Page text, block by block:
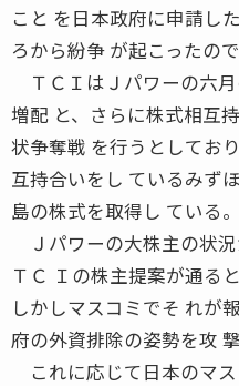
こと を日本政府に申請し
ろから紛争 が起こったので
ＴＣＩはＪパワーの六
増配 と、さらに株式相互
状争奪戦 を行うとしてお
互持合いをし ているみず
島の株式を取得し ている。
Ｊパワーの大株主の状
ＴＣ Ｉの株主提案が通る
しかしマスコミでそ れが
府の外資排除の姿勢を攻
これに応じて日本のマ